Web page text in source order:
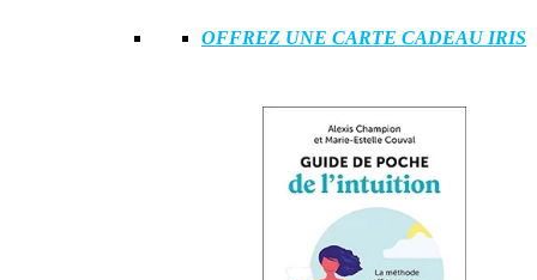
OFFREZ UNE CARTE CADEAU IRIS